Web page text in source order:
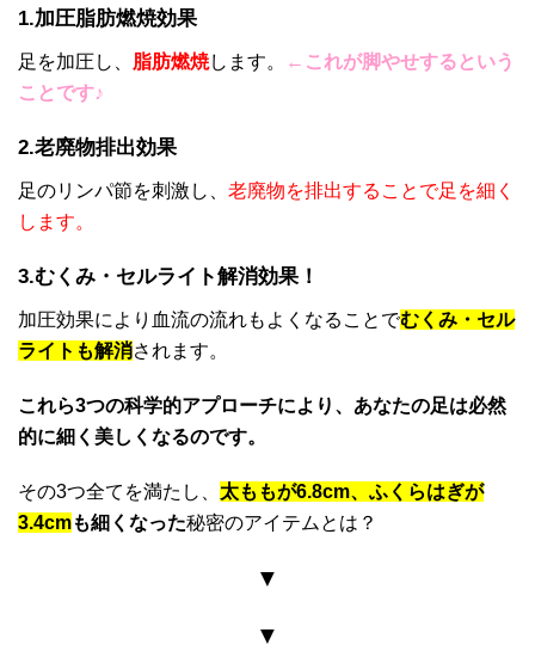
1.加圧脂肪燃焼効果
足を加圧し、 脂肪燃焼します。
←これが脚やせするという
ことです♪
2.老廃物排出効果
足のリンパ節を刺激し、 老廃物を排出することで足を細く
します。
3.むくみ・セルライト解消効果！
加圧効果により血流の流れもよくなることでむくみ・セル
ライトも解消されます。
これら3つの科学的アプローチにより、あなたの足は必然
的に細く美しくなるのです。
その3つ全てを満たし、 太ももが6.8cm、ふくらはぎが
3.4cmも細くなった秘密のアイテムとは？
▼
▼